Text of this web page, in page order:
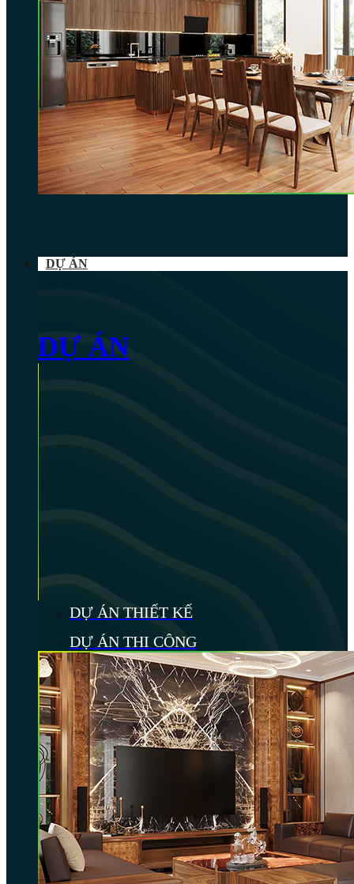
DỰ ÁN
DỰ ÁN
DỰ ÁN THIẾT KẾ
DỰ ÁN THI CÔNG